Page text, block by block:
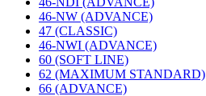
46-NW (ADVANCE)
47 (CLASSIC)
46-NWI (ADVANCE)
60 (SOFT LINE)
62 (MAXIMUM STANDARD)
66 (ADVANCE)